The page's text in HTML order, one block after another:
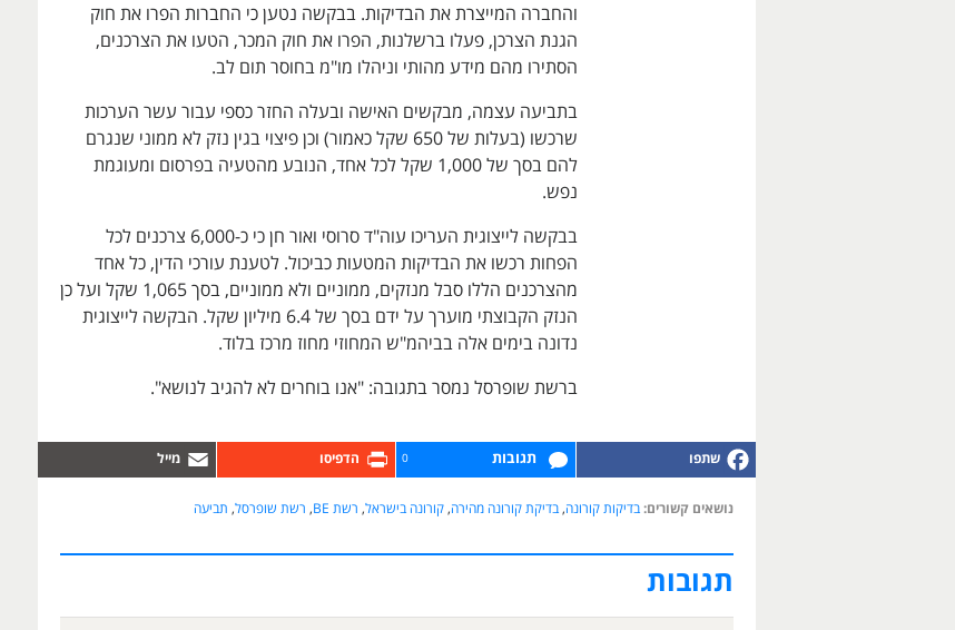
והחברה המייצרת את הבדיקות. בבקשה נטען כי החברות הפרו את חוק
הגנת הצרכן, פעלו ברשלנות, הפרו את חוק המכר, הטעו את הצרכנים,
הסתירו מהם מידע מהותי וניהלו מו"מ בחוסר תום לב.
בתביעה עצמה, מבקשים האישה ובעלה החזר כספי עבור עשר הערכות
שרכשו (בעלות של 650 שקל כאמור) וכן פיצוי בגין נזק לא ממוני שנגרם
להם בסך של 1,000 שקל לכל אחד, הנובע מהטעיה בפרסום ומעוגמת
נפש.
בבקשה לייצוגית העריכו עוה"ד סרוסי ואור חן כי כ-6,000 צרכנים לכל
הפחות רכשו את הבדיקות המטעות כביכול. לטענת עורכי הדין, כל אחד
מהצרכנים הללו סבל מנזקים, ממוניים ולא ממוניים, בסך 1,065 שקל ועל כן
הנזק הקבוצתי מוערך על ידם בסך של 6.4 מיליון שקל. הבקשה לייצוגית
נדונה בימים אלה בביהמ"ש המחוזי מחוז מרכז בלוד.
ברשת שופרסל נמסר בתגובה: "אנו בוחרים לא להגיב לנושא".
תגובות 0
נושאים קשורים: בדיקות קורונה,בדיקת קורונה מהירה,קורונה בישראל, רשת BE , רשת שופרסל, תביעה
תגובות